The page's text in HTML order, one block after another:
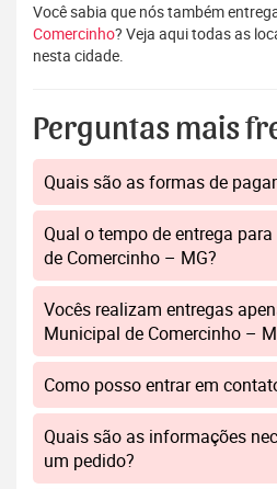
Você sabia que nós também
Comercinho? Veja aqui todas as
nesta cidade.
Perguntas mais
Quais são as formas de
Qual o tempo de entrega
de Comercinho – MG?
Vocês realizam entregas
Municipal de Comercinho –
Como posso entrar em
Quais são as informações
um pedido?